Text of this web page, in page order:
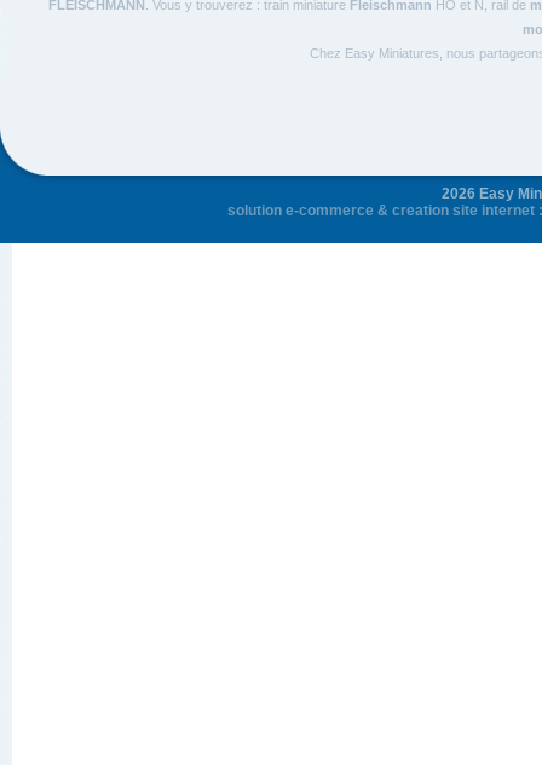
FLEISCHMANN . Vous y trouverez : train miniature Fleischmann HO et N, rail de
Chez Easy Miniatures, nous
2026 Easy
solution e-commerce & creation site internet